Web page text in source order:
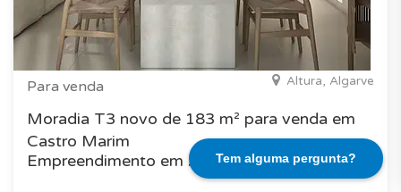
Tem alguma pergunta?
Para venda Altura, Algarve
Moradia T3 novo de 183 m² para venda em
Castro Marim
Empreendimento em Algarve